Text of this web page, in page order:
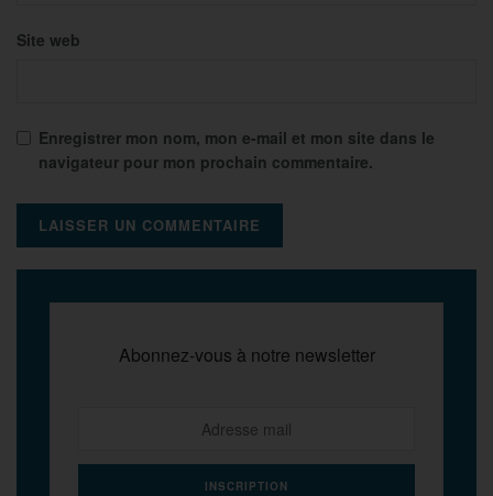
Site web
Enregistrer mon nom, mon e-mail et mon site dans le
navigateur pour mon prochain commentaire.
Abonnez-vous à notre newsletter